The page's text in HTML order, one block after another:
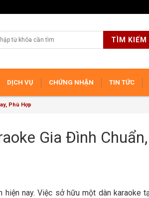
TÌM KIẾM
DỊCH VỤ CHỨNG NHẬN TIN TỨC
Phù Hợp
Gia Đình
nay. Việc sở hữu một dàn karaoke